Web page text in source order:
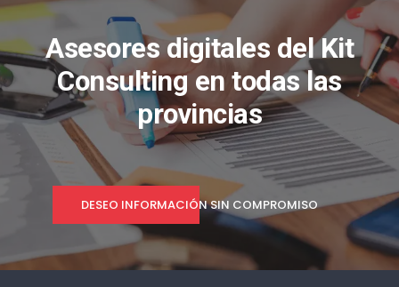
Asesores digitales del Kit
Consulting en todas las
provincias
DESEO INFORMACIÓN SIN COMPROMISO